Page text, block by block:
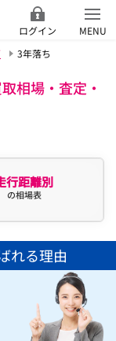
ログイン
MENU
3年落ち
相場・査定・
行距離別
の相場表
れる理由